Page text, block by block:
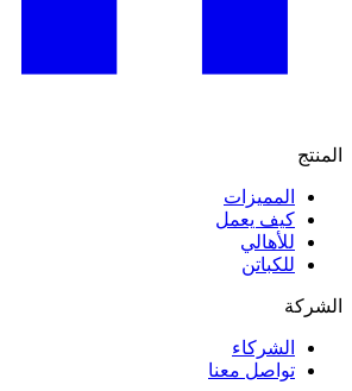
المنتج
المميزات
كيف يعمل
للأهالي
للكباتن
الشركة
الشركاء
تواصل معنا